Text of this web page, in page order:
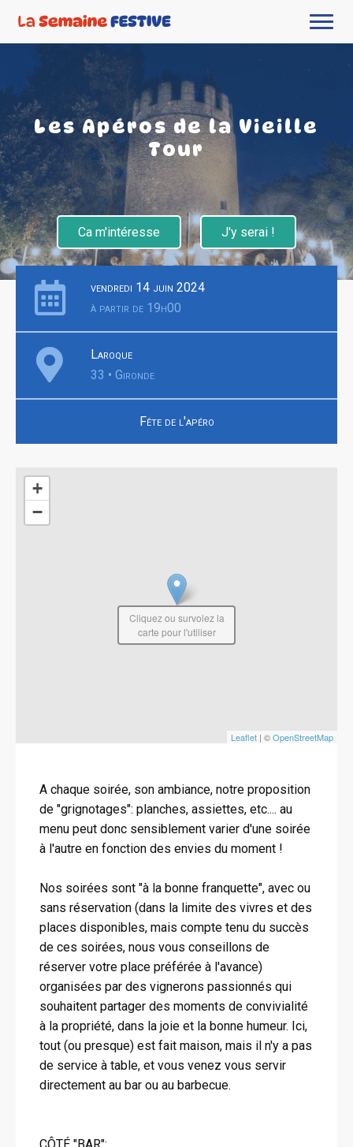
Les Apéros de la Vieille
Tour
Ca m'intéresse J'y serai !
vendredi 14 juin 2024
à partir de 19h00
Laroque
33 • Gironde
Fête de l'apéro
+
−
Leaflet | ©OpenStreetMap
Cliquez ou survolez la
carte pour l'utiliser
A chaque soirée, son ambiance, notre proposition
de "grignotages": planches, assiettes, etc.... au
menu peut donc sensiblement varier d'une soirée
à l'autre en fonction des envies du moment !
Nos soirées sont "à la bonne franquette", avec ou
sans réservation (dans la limite des vivres et des
places disponibles, mais compte tenu du succès
de ces soirées, nous vous conseillons de
réserver votre place préférée à l'avance)
organisées par des vignerons passionnés qui
souhaitent partager des moments de convivialité
à la propriété, dans la joie et la bonne humeur. Ici,
tout (ou presque) est fait maison, mais il n'y a pas
de service à table, et vous venez vous servir
directement au bar ou au barbecue.